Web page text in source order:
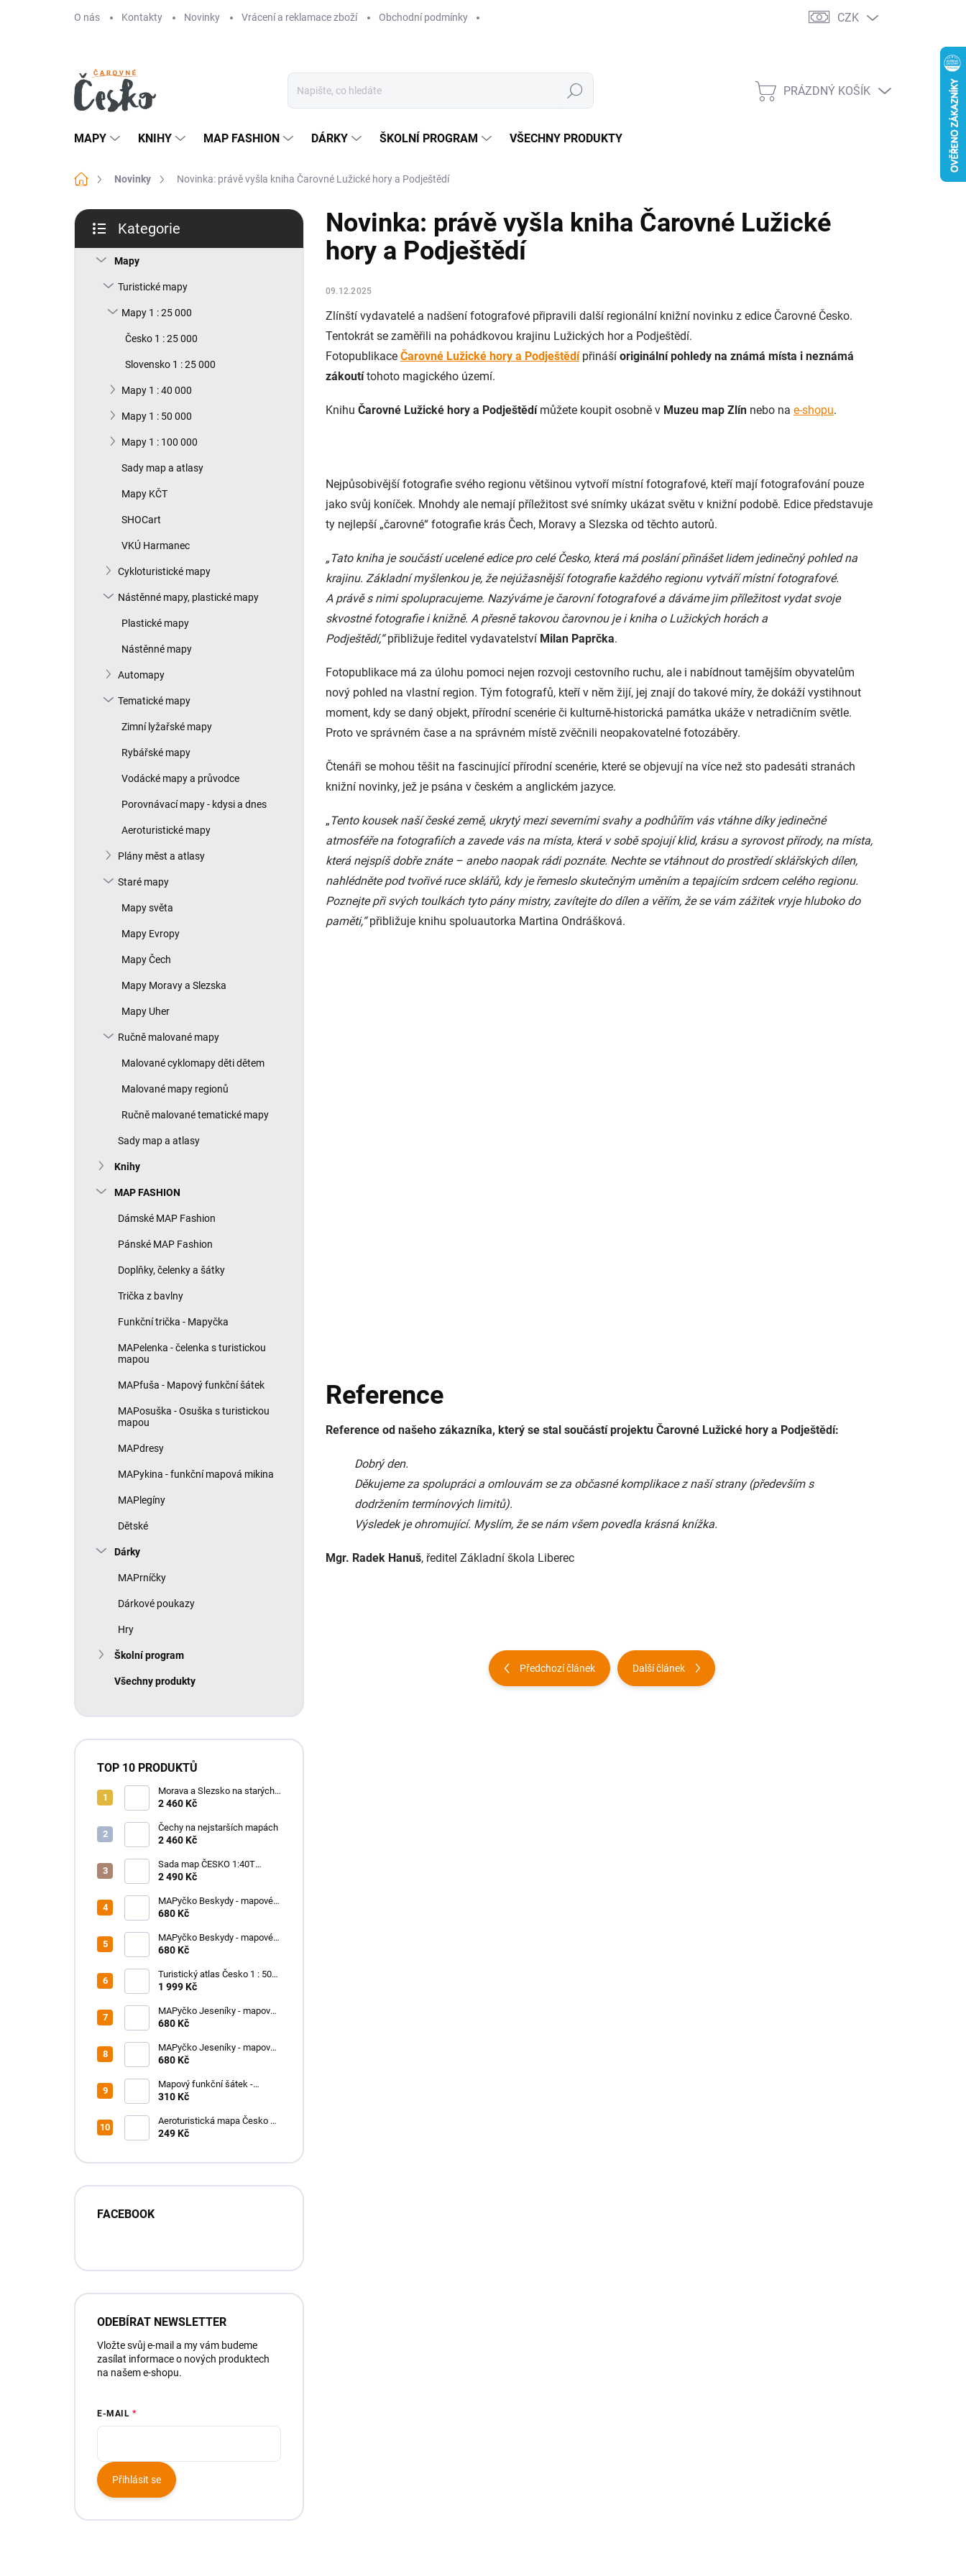
O nás Kontakty Novinky Vrácení a reklamace zboží Obchodní podmínky CZK
Hledat
NÁKUPNÍ
PRÁZDNÝ KOŠÍK
MAPY KNIHY MAP FASHION DÁRKY ŠKOLNÍ PROGRAM VŠECHNY PRODUKTY
Domů Novinky Novinka: právě vyšla kniha Čarovné Lužické hory a Podještědí
P
s
kategorie
Kategorie
Mapy
Turistické mapy
Mapy 1 : 25 000
Česko 1 : 25 000
Slovensko 1 : 25 000
Mapy 1 : 40 000
Mapy 1 : 50 000
Mapy 1 : 100 000
Sady map a atlasy
Mapy KČT
SHOCart
VKÚ Harmanec
Cykloturistické mapy
Nástěnné mapy, plastické mapy
Plastické mapy
Nástěnné mapy
Automapy
Tematické mapy
Zimní lyžařské mapy
Rybářské mapy
Vodácké mapy a průvodce
Porovnávací mapy - kdysi a dnes
Aeroturistické mapy
Plány měst a atlasy
Staré mapy
Mapy světa
Mapy Evropy
Mapy Čech
Mapy Moravy a Slezska
Mapy Uher
Ručně malované mapy
Malované cyklomapy děti dětem
Malované mapy regionů
Ručně malované tematické mapy
Sady map a atlasy
Knihy
MAP FASHION
Dámské MAP Fashion
Pánské MAP Fashion
Doplňky, čelenky a šátky
Trička z bavlny
Funkční trička - Mapyčka
MAPelenka - čelenka s turistickou
mapou
MAPfuša - Mapový funkční šátek
MAPosuška - Osuška s turistickou
mapou
MAPdresy
MAPykina - funkční mapová mikina
MAPlegíny
Dětské
Dárky
MAPrníčky
Dárkové poukazy
Hry
Školní program
Všechny produkty
TOP 10 PRODUKTŮ
Morava a Slezsko na starých
mapách - historický atlas
2 460 Kč
Čechy na nejstarších mapách
2 460 Kč
Sada map ČESKO 1:40T
SHOCart
2 490 Kč
MAPyčko Beskydy - mapové
funkční tričko - pánské
680 Kč
MAPyčko Beskydy - mapové
funkční tričko - dámské
680 Kč
Turistický atlas Česko 1 : 50
000
1 999 Kč
MAPyčko Jeseníky - mapové
funkční tričko - dámské
680 Kč
MAPyčko Jeseníky - mapové
funkční tričko - pánské
680 Kč
Mapový funkční šátek -
MAPfuša - různé turistické
310 Kč
Aeroturistická mapa Česko a
Slovensko
249 Kč
FACEBOOK
ODEBÍRAT NEWSLETTER
Vložte svůj e-mail a my vám budeme
zasílat informace o nových produktech
na našem e-shopu.
E-MAIL
Přihlásit se
Novinka: právě vyšla kniha Čarovné Lužické
hory a Podještědí
09.12.2025
Zlínští vydavatelé a nadšení fotografové připravili další regionální knižní novinku z edice Čarovné Česko.
Tentokrát se zaměřili na pohádkovou krajinu Lužických hor a Podještědí.
Fotopublikace Čarovné Lužické hory a Podještědí přináší originální pohledy na známá místa i neznámá
zákoutí tohoto magického území.
Knihu Čarovné Lužické hory a Podještědí můžete koupit osobně v Muzeu map Zlín nebo na e-shopu.
Nejpůsobivější fotografie svého regionu většinou vytvoří místní fotografové, kteří mají fotografování pouze
jako svůj koníček. Mnohdy ale nemají příležitost své snímky ukázat světu v knižní podobě. Edice představuje
ty nejlepší „čarovné“ fotografie krás Čech, Moravy a Slezska od těchto autorů.
„Tato kniha je součástí ucelené edice pro celé Česko, která má poslání přinášet lidem jedinečný pohled na
krajinu. Základní myšlenkou je, že nejúžasnější fotografie každého regionu vytváří místní fotografové.
A právě s nimi spolupracujeme. Nazýváme je čarovní fotografové a dáváme jim příležitost vydat svoje
skvostné fotografie i knižně. A přesně takovou čarovnou je i kniha o Lužických horách a
Podještědí,“ přibližuje ředitel vydavatelství Milan Paprčka.
Fotopublikace má za úlohu pomoci nejen rozvoji cestovního ruchu, ale i nabídnout tamějším obyvatelům
nový pohled na vlastní region. Tým fotografů, kteří v něm žijí, jej znají do takové míry, že dokáží vystihnout
moment, kdy se daný objekt, přírodní scenérie či kulturně-historická památka ukáže v netradičním světle.
Proto ve správném čase a na správném místě zvěčnili neopakovatelné fotozáběry.
Čtenáři se mohou těšit na fascinující přírodní scenérie, které se objevují na více než sto padesáti stranách
knižní novinky, jež je psána v českém a anglickém jazyce.
„ Tento kousek naší české země, ukrytý mezi severními svahy a podhůřím vás vtáhne díky jedinečné
atmosféře na fotografiích a zavede vás na místa, která v sobě spojují klid, krásu a syrovost přírody, na místa,
která nejspíš dobře znáte – anebo naopak rádi poznáte. Nechte se vtáhnout do prostředí sklářských dílen,
nahlédněte pod tvořivé ruce sklářů, kdy je řemeslo skutečným uměním a tepajícím srdcem celého regionu.
Poznejte při svých toulkách tyto pány mistry, zavítejte do dílen a věřím, že se vám zážitek vryje hluboko do
paměti,“ přibližuje knihu spoluautorka Martina Ondrášková.
Reference
Reference od našeho zákazníka, který se stal součástí projektu Čarovné Lužické hory a Podještědí:
Dobrý den.
Děkujeme za spolupráci a omlouvám se za občasné komplikace z naší strany (především s
dodržením termínových limitů).
Výsledek je ohromující. Myslím, že se nám všem povedla krásná knížka.
Mgr. Radek Hanuš, ředitel Základní škola Liberec
Předchozí článek Další článek